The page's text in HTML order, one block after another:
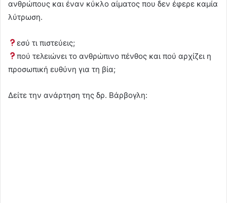
ανθρώπους και έναν κύκλο αίματος που δεν έφερε καμία
λύτρωση.
εσύ τι πιστεύεις;
πού τελειώνει το ανθρώπινο πένθος και πού αρχίζει η
προσωπική ευθύνη για τη βία;
Δείτε την ανάρτηση της δρ. Βάρβογλη: